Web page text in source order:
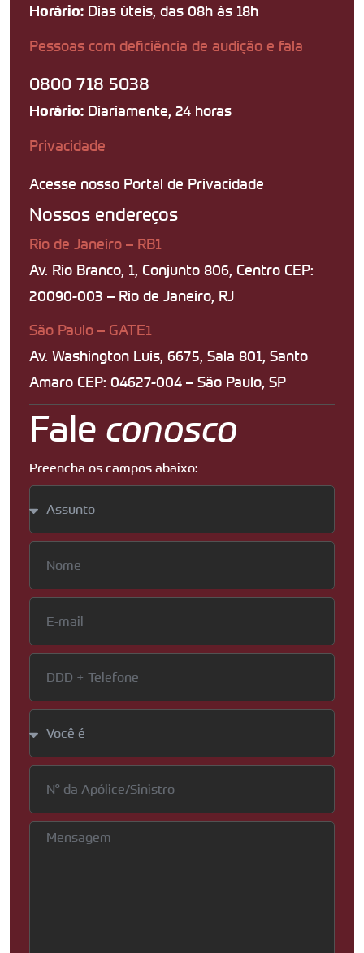
Horário: Dias úteis, das 08h às 18h
Pessoas com deficiência de audição e fala
0800 718 5038
Horário: Diariamente, 24 horas
Privacidade
Acesse nosso Portal de Privacidade
Nossos endereços
Rio de Janeiro – RB1
Av. Rio Branco, 1, Conjunto 806, Centro CEP:
20090-003 – Rio de Janeiro, RJ
São Paulo – GATE1
Av. Washington Luis, 6675, Sala 801, Santo
Amaro CEP: 04627-004 – São Paulo, SP
Fale conosco
Preencha os campos abaixo: